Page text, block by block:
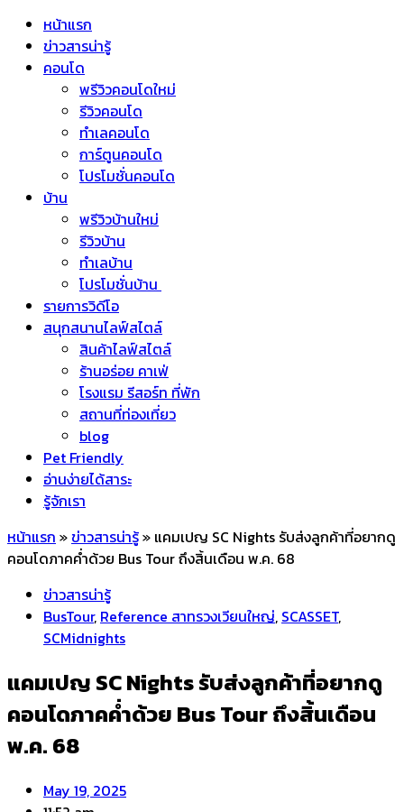
หน้าแรก
ข่าวสารน่ารู้
คอนโด
พรีวิวคอนโดใหม่
รีวิวคอนโด
ทำเลคอนโด
การ์ตูนคอนโด
โปรโมชั่นคอนโด
บ้าน
พรีวิวบ้านใหม่
รีวิวบ้าน
ทำเลบ้าน
โปรโมชั่นบ้าน
รายการวิดีโอ
สนุกสนานไลฟ์สไตล์
สินค้าไลฟ์สไตล์
ร้านอร่อย คาเฟ่
โรงแรม รีสอร์ท ที่พัก
สถานที่ท่องเที่ยว
blog
Pet Friendly
อ่านง่ายได้สาระ
รู้จักเรา
หน้าแรก »ข่าวสารน่ารู้» แคมเปญ SC Nights รับส่งลูกค้าที่อยากดู
คอนโดภาคค่ำด้วย Bus Tour ถึงสิ้นเดือน พ.ค. 68
ข่าวสารน่ารู้
BusTour, Reference สาทรวงเวียนใหญ่, SCASSET,
SCMidnights
แคมเปญ SC Nights รับส่งลูกค้าที่อยากดู
คอนโดภาคค่ำด้วย Bus Tour ถึงสิ้นเดือน
พ.ค. 68
May 19, 2025